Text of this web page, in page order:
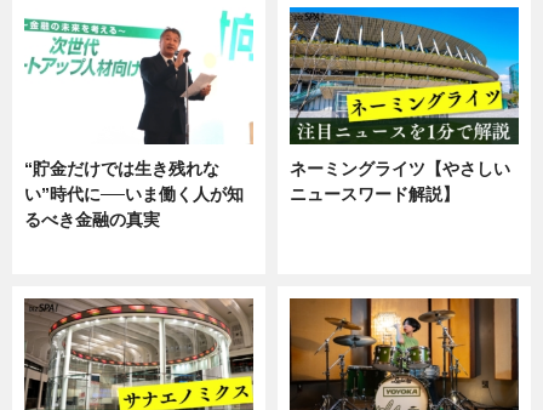
“貯金だけでは生き残れな
い”時代に──いま働く人が知
るべき金融の真実
ネーミングライツ【やさしい
ニュースワード解説】